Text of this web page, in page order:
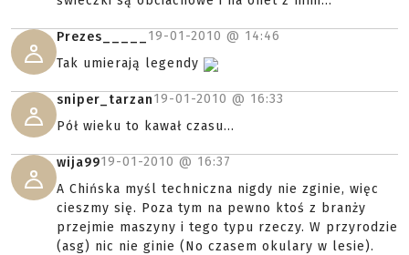
Prezes_____ 19-01-2010 @ 14:46
Tak umierają legendy
sniper_tarzan19-01-2010 @ 16:33
Pół wieku to kawał czasu...
wija9919-01-2010 @ 16:37
A Chińska myśl techniczna nigdy nie zginie, więc
cieszmy się. Poza tym na pewno ktoś z branży
przejmie maszyny i tego typu rzeczy. W przyrodzie
(asg) nic nie ginie (No czasem okulary w lesie).